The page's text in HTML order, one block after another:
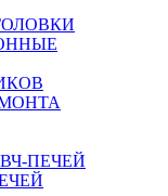
ПЕЧЕЙ